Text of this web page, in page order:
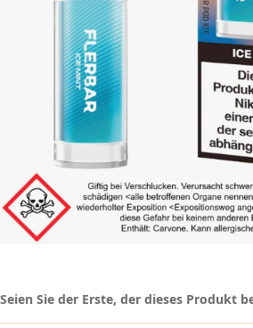
Seien Sie der Erste, der dieses Produkt